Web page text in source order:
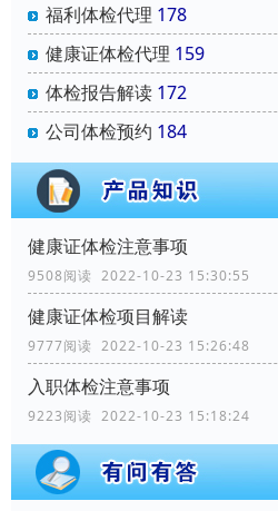
福利体检代理 178
健康证体检代理 159
体检报告解读 172
公司体检预约 184
健康证体检注意事项
9508阅读 2022-10-23 15:30:55
健康证体检项目解读
9777阅读 2022-10-23 15:26:48
入职体检注意事项
9223阅读 2022-10-23 15:18:24